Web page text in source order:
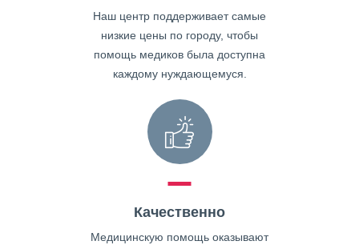
Наш центр поддерживает самые
низкие цены по городу, чтобы
помощь медиков была доступна
каждому нуждающемуся.
Качественно
Медицинскую помощь оказывают